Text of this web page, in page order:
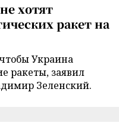
хотят
ракет на
Украина
ракеты, заявил
Зеленский.